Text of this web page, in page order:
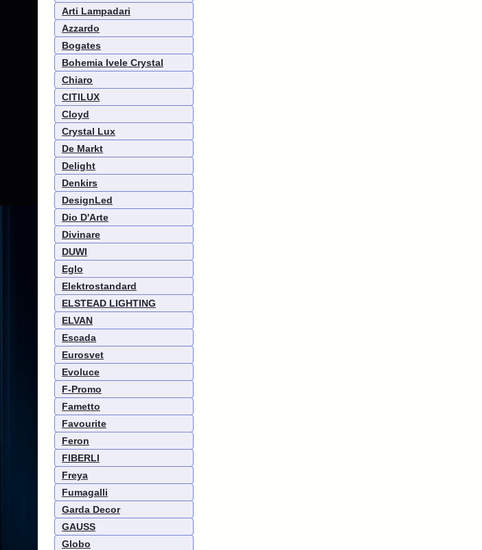
Arti Lampadari
Azzardo
Bogates
Bohemia Ivele Crystal
Chiaro
CITILUX
Cloyd
Crystal Lux
De Markt
Delight
Denkirs
DesignLed
Dio D'Arte
Divinare
DUWI
Eglo
Elektrostandard
ELSTEAD LIGHTING
ELVAN
Escada
Eurosvet
Evoluce
F-Promo
Fametto
Favourite
Feron
FIBERLI
Freya
Fumagalli
Garda Decor
GAUSS
Globo